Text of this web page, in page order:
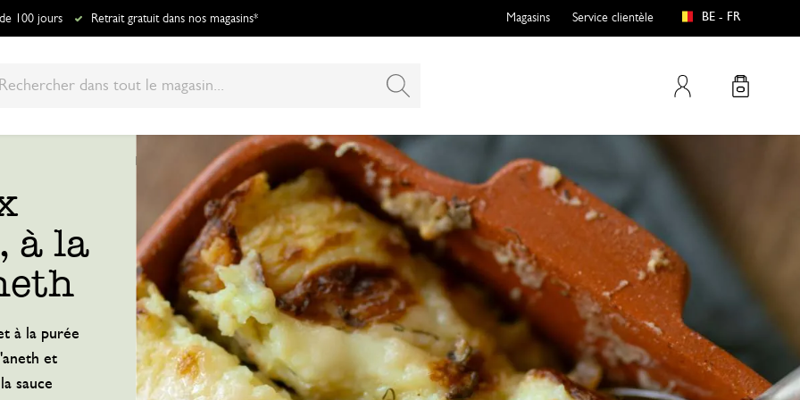
100 jours Retrait gratuit dans nos magasins*
Mon compte
Magasins Service clientèle BE - FR
Gratin de poireaux aux champignons, à la moutarde et à l’aneth
à la
à la purée
et
sauce